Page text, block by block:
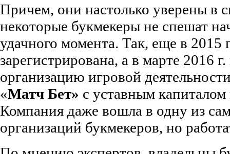
Причем, они настолько уверены в
некоторые букмекеры не спешат
удачного момента. Так, еще в 2015
зарегистрирована, а в марте 2016
организацию игровой
«Матч Бет» с уставным
Компания даже вошла в одну из
организаций букмекеров, но